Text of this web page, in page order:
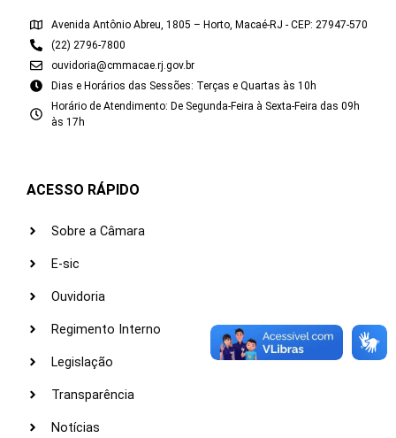
Avenida Antônio Abreu, 1805 – Horto, Macaé-RJ - CEP: 27947-570
(22) 2796-7800
ouvidoria@cmmacae.rj.gov.br
Dias e Horários das Sessões: Terças e Quartas às 10h
Horário de Atendimento: De Segunda-Feira à Sexta-Feira das 09h
às 17h
ACESSO RÁPIDO
Sobre a Câmara
E-sic
Ouvidoria
Regimento Interno
Legislação
Transparência
Notícias